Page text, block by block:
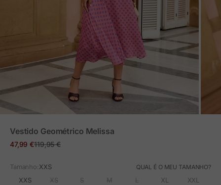
Vestido Geométrico Melissa
Preço em promoção
47,99 €Preço normal
119,95 €
Tamanho:XXS QUAL É O MEU TAMANHO?
XXS XS S M L XL XXL